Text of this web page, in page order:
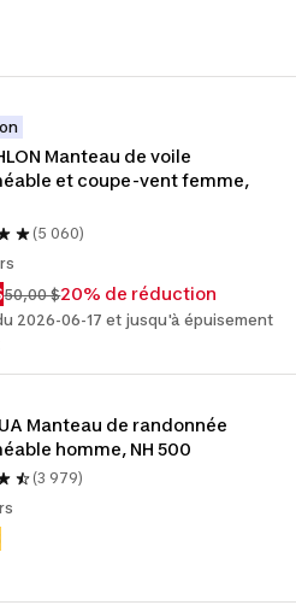
Manteau de voile
et coupe-vent femme,
(5 060)
50,00 $20% de réduction
2026-06-17 et jusqu'à épuisement
Manteau de randonnée
homme, NH 500
(3 979)